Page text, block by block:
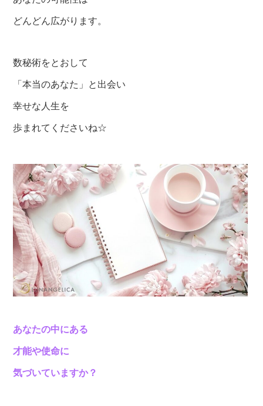
どんどん広がります。
数秘術をとおして
「本当のあなた」と出会い
幸せな人生を
歩まれてくださいね☆
あなたの中にある
才能や使命に
気づいていますか？